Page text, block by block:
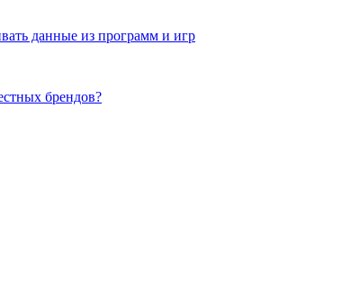
данные из программ и игр
брендов?